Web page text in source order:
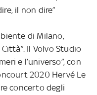
il non dire”
di Milano,
Il Volvo Studio
e l’universo”, con
2020 Hervé Le
concerto degli